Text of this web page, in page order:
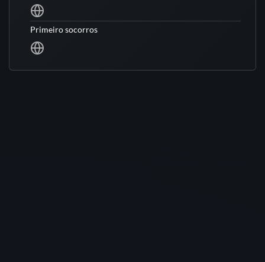
Primeiro socorros